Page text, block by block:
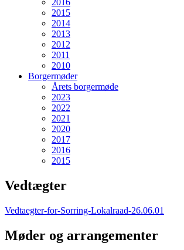
2016
2015
2014
2013
2012
2011
2010
Borgermøder
Årets borgermøde
2023
2022
2021
2020
2017
2016
2015
Vedtægter
Vedtaegter-for-Sorring-Lokalraad-26.06.01
Møder og arrangementer